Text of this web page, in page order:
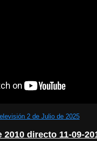
2010 directo 11-09-